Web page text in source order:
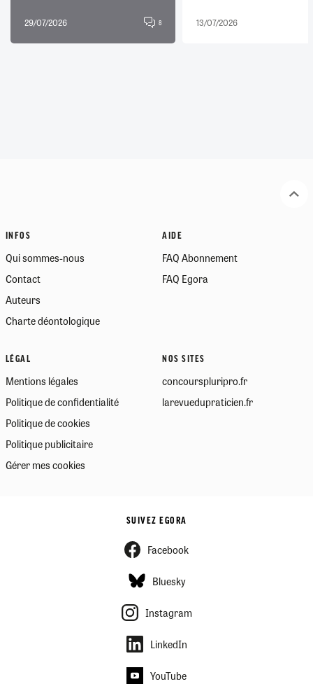
29/07/2026 8 13/07/2026
INFOS
Qui sommes-nous
Contact
Auteurs
Charte déontologique
AIDE
FAQ Abonnement
FAQ Egora
LÉGAL
Mentions légales
Politique de confidentialité
Politique de cookies
Politique publicitaire
Gérer mes cookies
NOS SITES
concourspluripro.fr
larevuedupraticien.fr
SUIVEZ EGORA
Facebook
Bluesky
Instagram
LinkedIn
YouTube